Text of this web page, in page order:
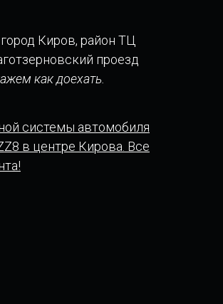
Киров, район ТЦ
проезд
как доехать.
системы автомобиля
в центре Кирова. Все